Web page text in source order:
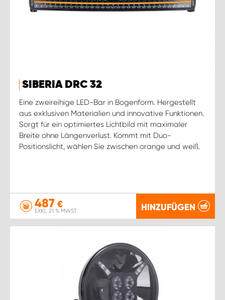
SIBERIA DRC 32
Eine zweireihige LED-Bar in Bogenform. Hergestellt
aus exklusiven Materialien und innovative Funktionen.
Sorgt für ein optimiertes Lichtbild mit maximaler
Breite ohne Längenverlust. Kommt mit Duo-
Positionslicht, wählen Sie zwischen orange und weiß.
487 €
EXKL. 21 % MWST. HINZUFÜGEN